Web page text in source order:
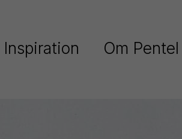
Inspiration Om Pentel